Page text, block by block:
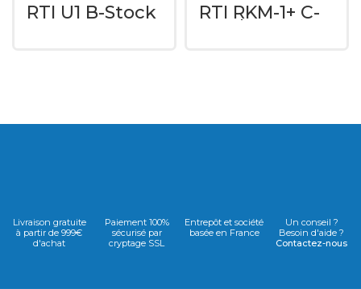
RTI U1 B-Stock RTI RKM-1+ C-
Stock
Livraison gratuite
à partir de 999€
d'achat
Paiement 100%
sécurisé par
cryptage SSL
Entrepôt et société
basée en France
Un conseil ?
Besoin d'aide ?
Contactez-nous